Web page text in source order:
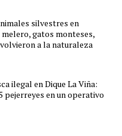
silvestres en
melero, gatos monteses,
a la naturaleza
ilegal en Dique La Viña:
pejerreyes en un operativo